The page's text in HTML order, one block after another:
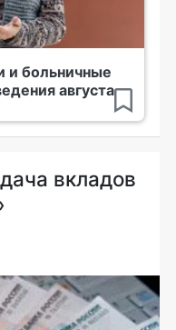
и больничные
августа
вкладов